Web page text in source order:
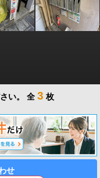
い。 全 3 枚
せ